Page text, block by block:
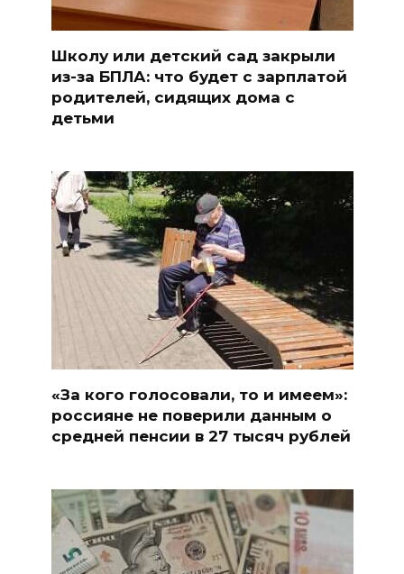
Школу или детский сад закрыли
из-за БПЛА: что будет с зарплатой
родителей, сидящих дома с
детьми
«За кого голосовали, то и имеем»:
россияне не поверили данным о
средней пенсии в 27 тысяч рублей